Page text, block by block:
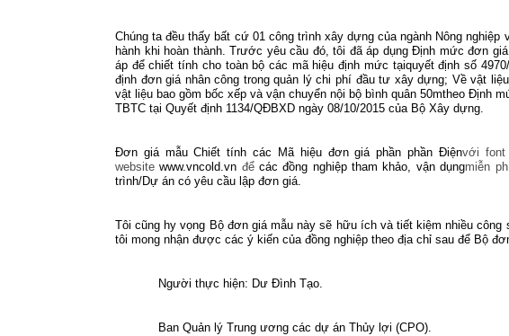
Chúng ta đều thấy bất cứ 01 công trình xây dựng của ngành Nông
hành khi hoàn thành. Trước yêu cầu đó, tôi đã áp dụng Định mức đơn
áp để chiết tính cho toàn bộ các mã hiệu định mức tạiquyết định số
định đơn giá nhân công trong quản lý chi phí đầu tư xây dựng; Về vật
vật liệu bao gồm bốc xếp và vận chuyển nội bộ bình quân 50mtheoĐịnh
TBTC tại Quyết định 1134/QĐBXD ngày 08/10/2015 của Bộ Xây dựng.
Đơn giá mẫu Chiết tính các Mã hiệu đơn giá phần phần Điệnvới
website www.vncold.vn đểcác đồng nghiệp tham khảo, vận dụngmiễn
trình/Dự án có yêu cầu lập đơn giá.
Tôi cũng hy vọng Bộ đơn giá mẫu này sẽ hữu ích và tiết kiệm nhiều
tôi mong nhận được các ý kiến của đồng nghiệp theo địa chỉ sau để Bộ
Người thực hiện: Dư Đình Tạo.
Ban Quản lý Trung ương các dự án Thủy lợi (CPO).